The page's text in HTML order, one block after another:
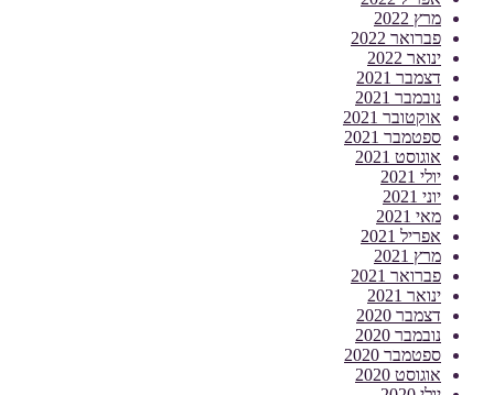
מרץ 2022
פברואר 2022
ינואר 2022
דצמבר 2021
נובמבר 2021
אוקטובר 2021
ספטמבר 2021
אוגוסט 2021
יולי 2021
יוני 2021
מאי 2021
אפריל 2021
מרץ 2021
פברואר 2021
ינואר 2021
דצמבר 2020
נובמבר 2020
ספטמבר 2020
אוגוסט 2020